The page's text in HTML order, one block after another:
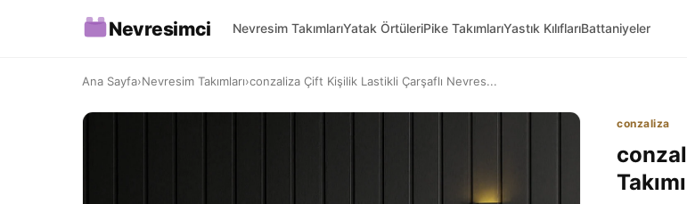
Nevresimci Nevresim TakımlarıYatak ÖrtüleriPike TakımlarıYastık KılıflarıBattaniyeler
Ana Sayfa›Nevresim Takımları›conzaliza Çift Kişilik Lastikli Çarşaflı Nevres...
conzaliza